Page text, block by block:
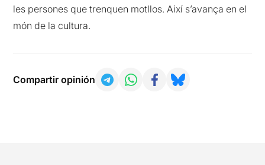
les persones que trenquen motllos. Així s’avança en el
món de la cultura.
Compartir opinión